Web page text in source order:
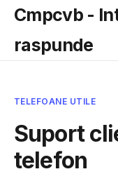
Cmpcvb -
raspunde
TELEFOANE UTILE
Suport
telefon